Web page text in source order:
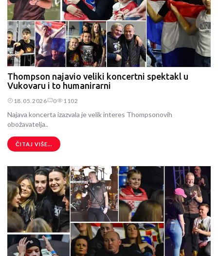
Thompson najavio veliki koncertni spektakl u
Vukovaru i to humanirarni
18.05.2026 0 1102
Najava koncerta izazvala je velik interes Thompsonovih
obožavatelja..
ČITAJ VIŠE...